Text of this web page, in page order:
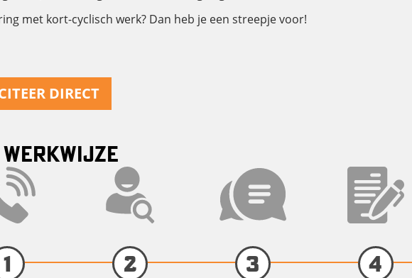
met kort-cyclisch werk? Dan heb je een streepje voor!
DIRECT
1 2 3 4